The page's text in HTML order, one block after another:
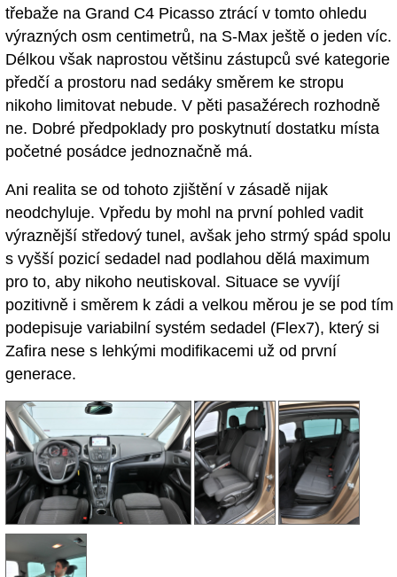
třebaže na Grand C4 Picasso ztrácí v tomto ohledu
výrazných osm centimetrů, na S-Max ještě o jeden víc.
Délkou však naprostou většinu zástupců své kategorie
předčí a prostoru nad sedáky směrem ke stropu
nikoho limitovat nebude. V pěti pasažérech rozhodně
ne. Dobré předpoklady pro poskytnutí dostatku místa
početné posádce jednoznačně má.
Ani realita se od tohoto zjištění v zásadě nijak
neodchyluje. Vpředu by mohl na první pohled vadit
výraznější středový tunel, avšak jeho strmý spád spolu
s vyšší pozicí sedadel nad podlahou dělá maximum
pro to, aby nikoho neutiskoval. Situace se vyvíjí
pozitivně i směrem k zádi a velkou měrou je se pod tím
podepisuje variabilní systém sedadel (Flex7), který si
Zafira nese s lehkými modifikacemi už od první
generace.